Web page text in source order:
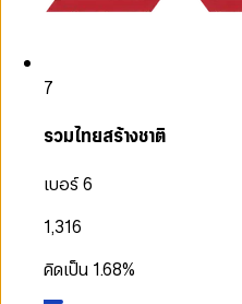
7
รวมไทยสร้างชาติ
เบอร์ 6
1,316
คิดเป็น 1.68%